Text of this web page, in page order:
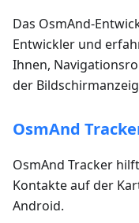
Das OsmAnd-
Entwickler und
Ihnen,
der
OsmAnd
OsmAnd Tracker
Kontakte auf der
Android.